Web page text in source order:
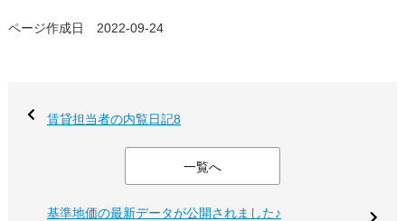
ページ作成日 2022-09-24
賃貸担当者の内覧日記8
一覧へ
基準地価の最新データが公開されました♪